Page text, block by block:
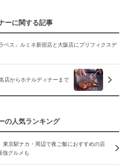
ーに関する記事
ベス」ルミネ新宿店と大阪店にプリフィクスデ
店からホテルディナーまで
の人気ランキング
東京駅ナカ・周辺で夜ご飯におすすめの店
強グルメも